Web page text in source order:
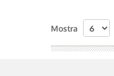
Mostra